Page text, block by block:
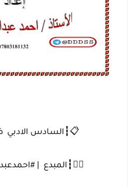
📋┇السادس الادبي ضمان
✍🏻┇المبدع |